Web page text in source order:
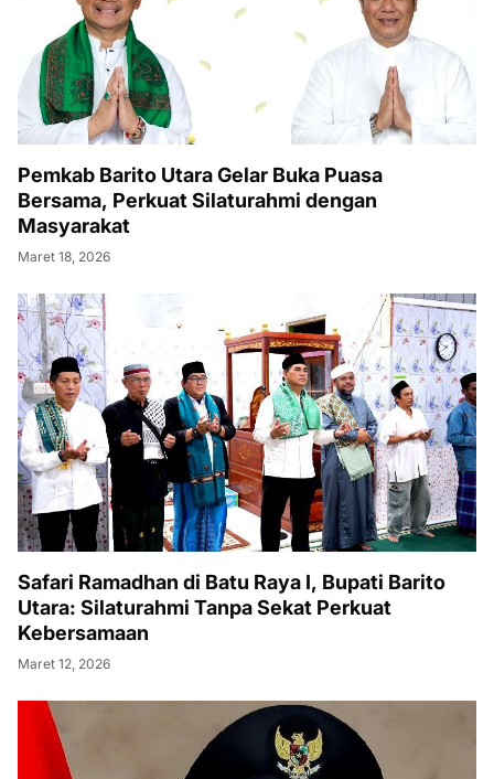
Pemkab Barito Utara Gelar Buka Puasa
Bersama, Perkuat Silaturahmi dengan
Masyarakat
Maret 18, 2026
Safari Ramadhan di Batu Raya I, Bupati Barito
Utara: Silaturahmi Tanpa Sekat Perkuat
Kebersamaan
Maret 12, 2026